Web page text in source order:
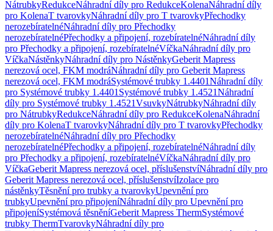
NátrubkyRedukceNáhradní díly pro RedukceKolenaNáhradní díly
pro KolenaT tvarovkyNáhradní díly pro T tvarovkyPřechodky
nerozebíratelnéNáhradní díly pro Přechodky
nerozebíratelnéPřechodky a připojení, rozebíratelnéNáhradní díly
pro Přechodky a připojení, rozebíratelnéVíčkaNáhradní díly pro
VíčkaNástěnkyNáhradní díly pro NástěnkyGeberit Mapress
nerezová ocel, FKM modráNáhradní díly pro Geberit Mapress
nerezová ocel, FKM modráSystémové trubky 1.4401Náhradní díly
pro Systémové trubky 1.4401 Systémové trubky 1.4521Náhradní
díly pro Systémové trubky 1.4521VsuvkyNátrubkyNáhradní díly
pro NátrubkyRedukceNáhradní díly pro RedukceKolenaNáhradní
díly pro KolenaT tvarovkyNáhradní díly pro T tvarovkyPřechodky
nerozebíratelnéNáhradní díly pro Přechodky
nerozebíratelnéPřechodky a připojení, rozebíratelnéNáhradní díly
pro Přechodky a připojení, rozebíratelnéVíčkaNáhradní díly pro
VíčkaGeberit Mapress nerezová ocel, příslušenstvíNáhradní díly pro
Geberit Mapress nerezová ocel, příslušenstvíIzolace pro
nástěnkyTěsnění pro trubky a tvarovkyUpevnění pro
trubkyUpevnění pro připojeníNáhradní díly pro Upevnění pro
připojeníSystémová těsněníGeberit Mapress ThermSystémové
trubky ThermTvarovkyNáhradní díly pro